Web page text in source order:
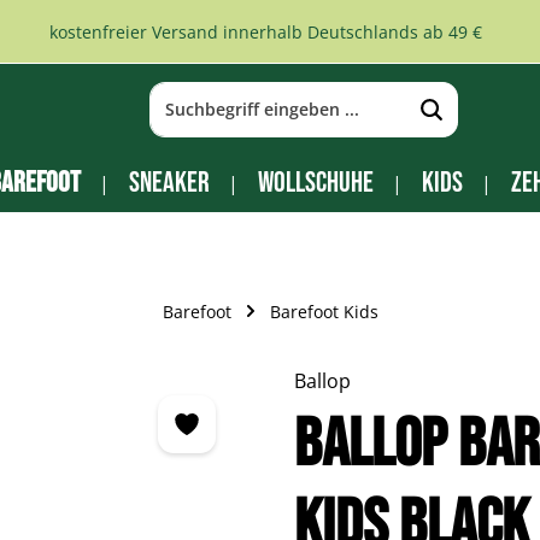
kostenfreier Versand innerhalb Deutschlands ab 49 €
Sneaker Wollschuhe Kids
Barefoot Barefoot Kids
Ballop
Ballop